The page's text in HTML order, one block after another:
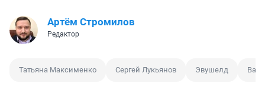
Артём Стромилов
Редактор
Татьяна Максименко Сергей Лукьянов Эвушелд